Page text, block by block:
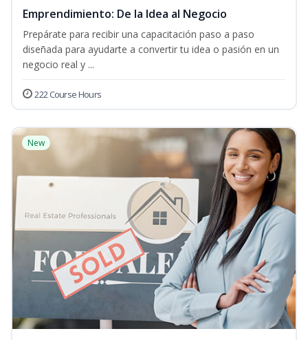
Emprendimiento: De la Idea al Negocio
Prepárate para recibir una capacitación paso a paso
diseñada para ayudarte a convertir tu idea o pasión en un
negocio real y ...
222 Course Hours
New